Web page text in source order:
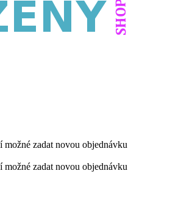
možné zadat novou objednávku
možné zadat novou objednávku